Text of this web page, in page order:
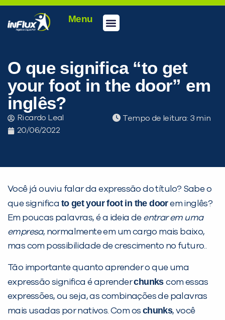
Menu
O que significa “to get
your foot in the door” em
inglês?
Ricardo Leal
20/06/2022
Tempo de leitura:
Você já ouviu falar da expressão do título? Sabe o
que significa to get your foot in the doorem inglês?
Em poucas palavras, é a ideia de entrar em uma
empresa, normalmente em um cargo mais baixo,
mas com possibilidade de crescimento no futuro..
Tão importante quanto aprender o que uma
expressão significa é aprenderchunkscom essas
expressões, ou seja, as combinações de palavras
mais usadas por nativos. Com os chunks, você
PEÇA UMA DEMONSTRAÇÃO DE MÉTODO